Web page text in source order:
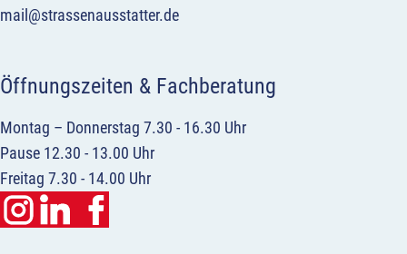
mail@strassenausstatter.de
Öffnungszeiten & Fachberatung
Montag – Donnerstag 7.30 - 16.30 Uhr
Pause 12.30 - 13.00 Uhr
Freitag 7.30 - 14.00 Uhr